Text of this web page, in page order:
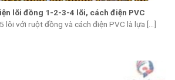
lõi đồng 1-2-3-4 lõi, cách điện PVC
lõi với ruột đồng và cách điện PVC là lựa [...]